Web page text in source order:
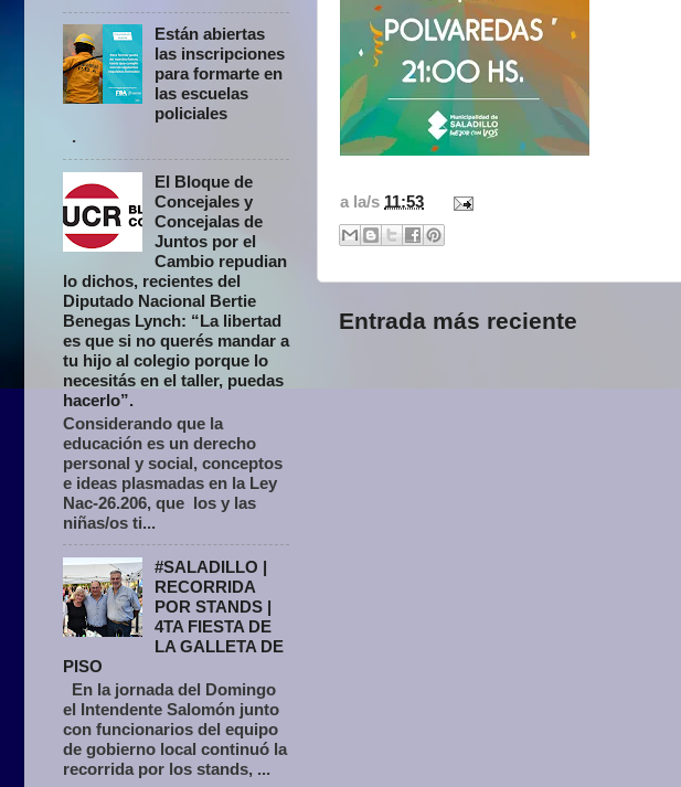
a la/s 11:53
Entrada más reciente
Están abiertas
las inscripciones
para formarte en
las escuelas
policiales
.
El Bloque de
Concejales y
Concejalas de
Juntos por el
Cambio repudian
lo dichos, recientes del
Diputado Nacional Bertie
Benegas Lynch: “La libertad
es que si no querés mandar a
tu hijo al colegio porque lo
necesitás en el taller, puedas
hacerlo”.
Considerando que la
educación es un derecho
personal y social, conceptos
e ideas plasmadas en la Ley
Nac-26.206, que los y las
niñas/os ti...
#SALADILLO |
RECORRIDA
POR STANDS |
4TA FIESTA DE
LA GALLETA DE
PISO
En la jornada del Domingo
el Intendente Salomón junto
con funcionarios del equipo
de gobierno local continuó la
recorrida por los stands, ...